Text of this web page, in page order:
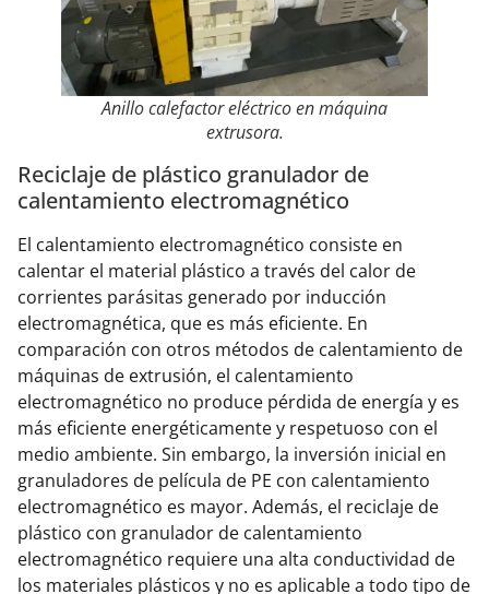
Anillo calefactor eléctrico en máquina
extrusora.
Reciclaje de plástico granulador de
calentamiento electromagnético
El calentamiento electromagnético consiste en
calentar el material plástico a través del calor de
corrientes parásitas generado por inducción
electromagnética, que es más eficiente. En
comparación con otros métodos de calentamiento de
máquinas de extrusión, el calentamiento
electromagnético no produce pérdida de energía y es
más eficiente energéticamente y respetuoso con el
medio ambiente. Sin embargo, la inversión inicial en
granuladores de película de PE con calentamiento
electromagnético es mayor. Además, el reciclaje de
plástico con granulador de calentamiento
electromagnético requiere una alta conductividad de
los materiales plásticos y no es aplicable a todo tipo de